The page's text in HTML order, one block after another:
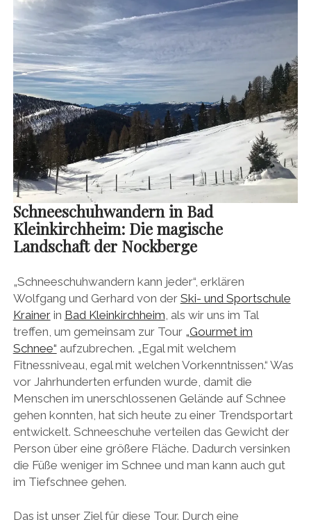
Schneeschuhwandern in Bad
Kleinkirchheim: Die magische
Landschaft der Nockberge
„Schneeschuhwandern kann jeder“, erklären
Wolfgang und Gerhard von der Ski- und Sportschule
Krainerin Bad Kleinkirchheim , als wir uns im Tal
treffen, um gemeinsam zur Tour „Gourmet im
Schnee“ aufzubrechen. „Egal mit welchem
Fitnessniveau, egal mit welchen Vorkenntnissen.“ Was
vor Jahrhunderten erfunden wurde, damit die
Menschen im unerschlossenen Gelände auf Schnee
gehen konnten, hat sich heute zu einer Trendsportart
entwickelt. Schneeschuhe verteilen das Gewicht der
Person über eine größere Fläche. Dadurch versinken
die Füße weniger im Schnee und man kann auch gut
im Tiefschnee gehen.
Das ist unser Ziel für diese Tour. Durch eine